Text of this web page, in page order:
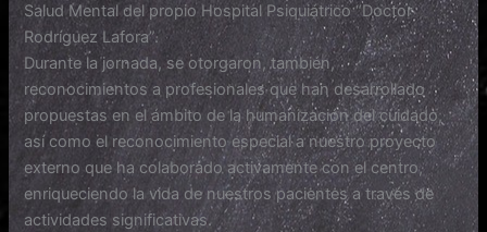
Salud Mental del propio Hospital Psiquiátrico “Doctor
Rodríguez Lafora”.
Durante la jornada, se otorgaron, también,
reconocimientos a profesionales que han desarrollado
propuestas en el ámbito de la humanización del cuidado,
así como el reconocimiento especial a nuestro proyecto
externo que ha colaborado activamente con el centro,
enriqueciendo la vida de nuestros pacientes a través de
actividades significativas.